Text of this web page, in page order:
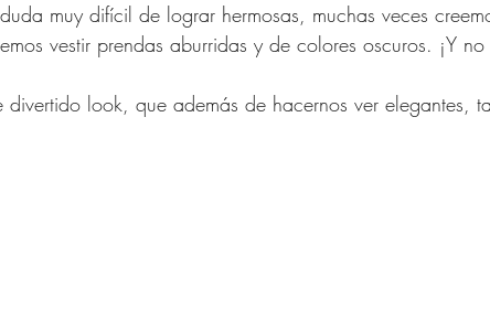
40 años y mas
Moda para Señoras
muy difícil de lograr hermosas, muchas veces
vestir prendas aburridas y de colores oscuros. ¡Y
divertido look, que además de hacernos ver elegantes,